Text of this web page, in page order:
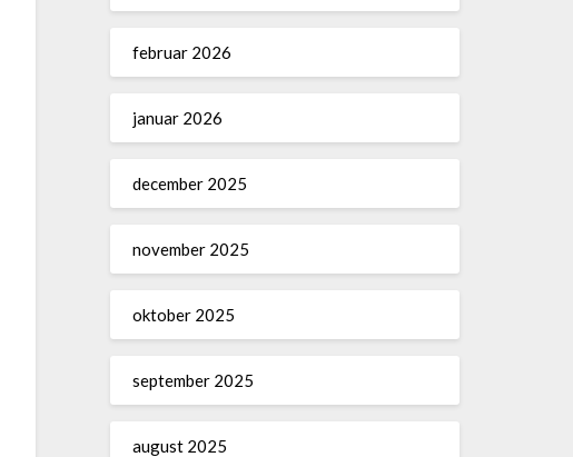
februar 2026
januar 2026
december 2025
november 2025
oktober 2025
september 2025
august 2025